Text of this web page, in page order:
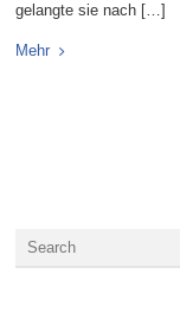
gelangte sie nach […]
Mehr